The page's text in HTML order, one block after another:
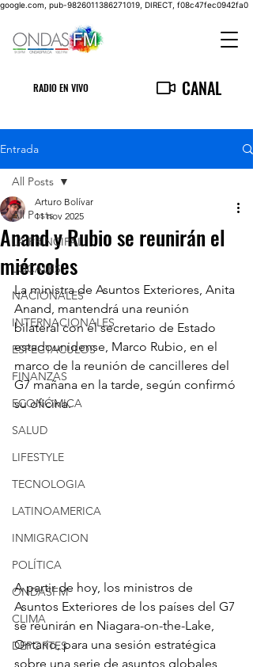
google.com, pub-9826011386271019, DIRECT, f08c47fec0942fa0
RADIO EN VIVO CANAL
Entrada
All Posts
LA PRINCIPAL
LOCALES
NACIONALES
INTERNACIONALES
ESPECTACULOS
FINANZAS
ECONÓMICA
SALUD
LIFESTYLE
TECNOLOGIA
LATINOAMERICA
INMIGRACION
POLÍTICA
ONDASFM
CLIMA
DEPORTES
All Posts
Anand y Rubio se reunirán el
miércoles
Arturo Bolívar
11 nov 2025
La ministra de Asuntos Exteriores, Anita
Anand, mantendrá una reunión
bilateral con el secretario de Estado
estadounidense, Marco Rubio, en el
marco de la reunión de cancilleres del
G7 mañana en la tarde, según confirmó
su oficina.
A partir de hoy, los ministros de
Asuntos Exteriores de los países del G7
se reunirán en Niagara-on-the-Lake,
Ontario, para una sesión estratégica
sobre una serie de asuntos globales